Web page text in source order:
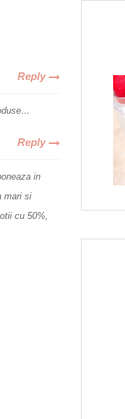
Reply
Reply
in
mari si
cu 50%,